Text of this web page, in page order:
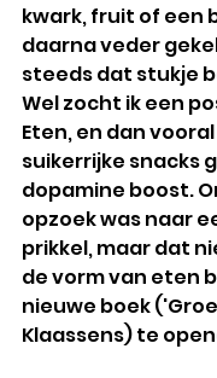
kwark, fruit of een
daarna veder
steeds dat stukje
Wel zocht ik een
Eten, en dan
suikerrijke snacks
dopamine boost.
opzoek was naar
prikkel, maar dat
de vorm van eten
nieuwe boek
Klaassens) te